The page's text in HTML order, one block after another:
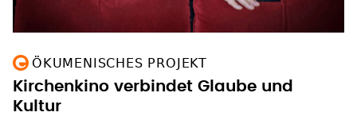
ÖKUMENISCHES PROJEKT
Kirchenkino verbindet Glaube und
Kultur